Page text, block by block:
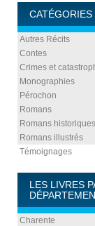
CATÉGORIES
Autres Récits
Contes
Crimes et
Monographies
Pérochon
Romans
Romans historiques
Romans illustrés
Témoignages
LES LIVRES
Charente